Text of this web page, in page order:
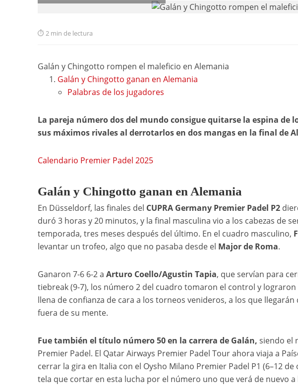
2 min de lectura
Galán y Chingotto rompen el maleficio en Alemania
Galán y Chingotto ganan en Alemania
Palabras de los jugadores
La pareja número dos del mundo consigue quitarse la espina de
sus máximos rivales al derrotarlos en dos mangas en la final de
Calendario Premier Padel 2025
Galán y Chingotto ganan en Alemania
En Düsseldorf, las finales del CUPRA Germany Premier Padel P2
duró 3 horas y 20 minutos, y la final masculina vio a los cabezas de
temporada, tres meses después del último. En el cuadro masculino,
levantar un trofeo, algo que no pasaba desde el Major de Roma.
Ganaron 7-6 6-2 a Arturo Coello/Agustin Tapia, que servían para
tiebreak (9-7), los número 2 del cuadro tomaron el control y
llena de confianza de cara a los torneos venideros, a los que
fuera de su mente.
Fue también el título número 50 en la carrera de Galán, siendo el
Premier Padel. El Qatar Airways Premier Padel Tour ahora viaja a
cerrar la gira en Italia con el Oysho Milano Premier Padel P1 (6–12
tela que cortar en esta lucha por el número uno que verá de nuevo